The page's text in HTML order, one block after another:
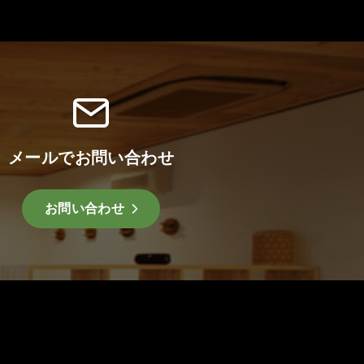
メールでお問い合わせ
お問い合わせ